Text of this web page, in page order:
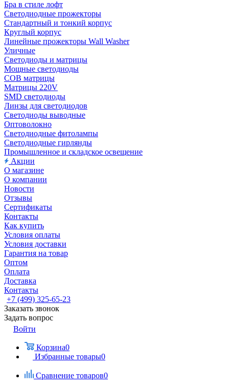
Бра в стиле лофт
Светодиодные прожекторы
Стандартный и тонкий корпус
Круглый корпус
Линейные прожекторы Wall Washer
Уличные
Светодиоды и матрицы
Мощные светодиоды
COB матрицы
Матрицы 220V
SMD светодиоды
Линзы для светодиодов
Светодиоды выводные
Оптоволокно
Светодиодные фитолампы
Светодиодные гирлянды
Промышленное и складское освещение
Акции
О магазине
О компании
Новости
Отзывы
Сертификаты
Контакты
Как купить
Условия оплаты
Условия доставки
Гарантия на товар
Оптом
Оплата
Доставка
Контакты
+7 (499) 325-65-23
Заказать звонок
Задать вопрос
Войти
Корзина0
Избранные товары0
Сравнение товаров0